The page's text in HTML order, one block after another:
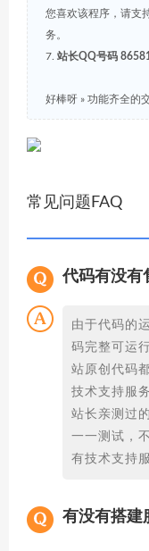
您喜欢该程序，请支
务。
7. 站长QQ号码
好棒呀 » 功能齐全的
常见问题FAQ
代码有没有
由于代码的
码完整可运
站原创代码
技术支持服
站长亲测过
一一测试，
有技术支持
有没有搭建